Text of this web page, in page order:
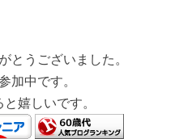
とうございました。
加中です。
嬉しいです。